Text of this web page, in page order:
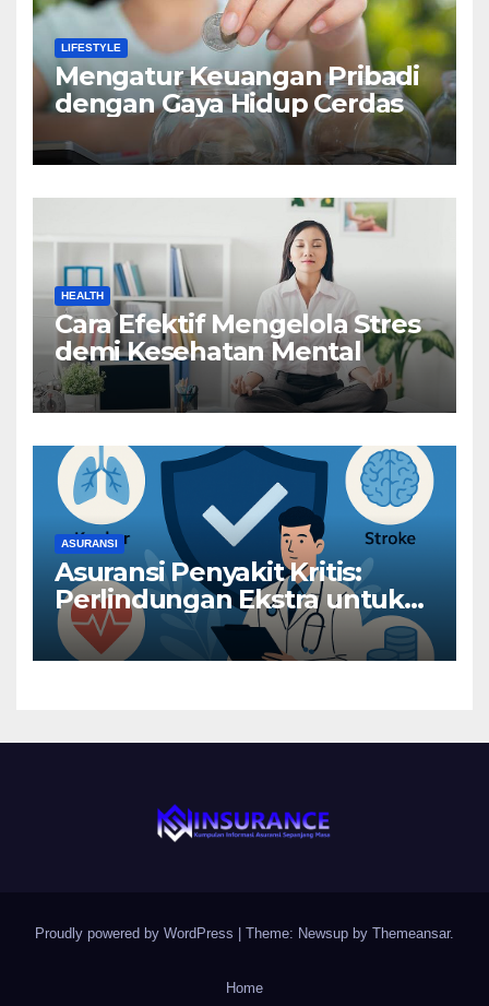
LIFESTYLE
Mengatur Keuangan Pribadi
dengan Gaya Hidup Cerdas
HEALTH
Cara Efektif Mengelola Stres
demi Kesehatan Mental
ASURANSI
Asuransi Penyakit Kritis:
Perlindungan Ekstra untuk
Risiko Besar
Proudly powered by WordPress Theme: Newsup by Themeansar.
Home